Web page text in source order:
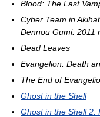
Blood: The Last
Cyber Team in
Dennou Gumi: 2011
Dead Leaves
Evangelion: Death
The End of
Ghost in the Shell
Ghost in the Shell 2: